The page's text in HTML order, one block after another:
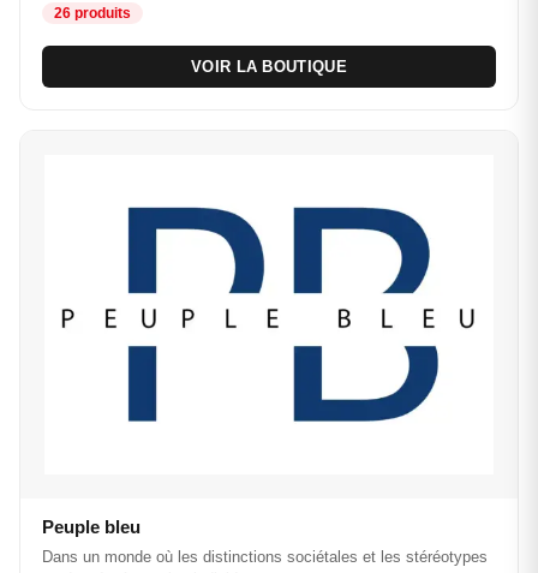
26 produits
VOIR LA BOUTIQUE
Peuple bleu
Dans un monde où les distinctions sociétales et les stéréotypes